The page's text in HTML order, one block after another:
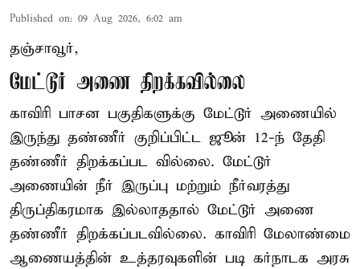
Published on: 09 Aug 2026, 6:02 am
தஞ்சாவூர்,
மேட்டூர் அணை திறக்கவில்லை
காவிரி பாசன பகுதிகளுக்கு மேட்டூர் அணையில்
இருந்து தண்ணீர் குறிப்பிட்ட ஜூன் 12-ந் தேதி
தண்ணீர் திறக்கப்பட வில்லை. மேட்டூர்
அணையின் நீர் இருப்பு மற்றும் நீர்வரத்து
திருப்திகரமாக இல்லாததால் மேட்டூர் அணை
தண்ணீர் திறக்கப்படவில்லை. காவிரி மேலாண்மை
ஆணையத்தின் உத்தரவுகளின் படி கர்நாடக அரசு